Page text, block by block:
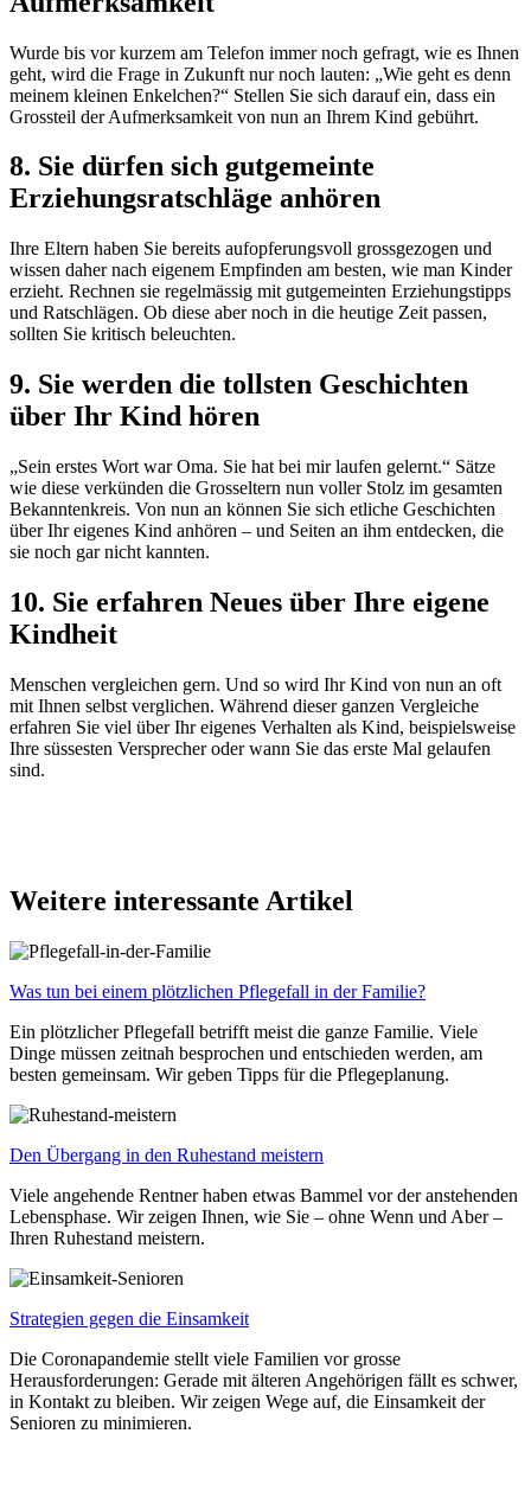
Wurde bis vor kurzem am Telefon immer noch gefragt, wie es Ihnen
geht, wird die Frage in Zukunft nur noch lauten: „Wie geht es denn
meinem kleinen Enkelchen?“ Stellen Sie sich darauf ein, dass ein
Grossteil der Aufmerksamkeit von nun an Ihrem Kind gebührt.
8. Sie dürfen sich gutgemeinte
Erziehungsratschläge anhören
Ihre Eltern haben Sie bereits aufopferungsvoll grossgezogen und
wissen daher nach eigenem Empfinden am besten, wie man Kinder
erzieht. Rechnen sie regelmässig mit gutgemeinten Erziehungstipps
und Ratschlägen. Ob diese aber noch in die heutige Zeit passen,
sollten Sie kritisch beleuchten.
9. Sie werden die tollsten Geschichten
über Ihr Kind hören
„Sein erstes Wort war Oma. Sie hat bei mir laufen gelernt.“ Sätze
wie diese verkünden die Grosseltern nun voller Stolz im gesamten
Bekanntenkreis. Von nun an können Sie sich etliche Geschichten
über Ihr eigenes Kind anhören – und Seiten an ihm entdecken, die
sie noch gar nicht kannten.
10. Sie erfahren Neues über Ihre eigene
Kindheit
Menschen vergleichen gern. Und so wird Ihr Kind von nun an oft
mit Ihnen selbst verglichen. Während dieser ganzen Vergleiche
erfahren Sie viel über Ihr eigenes Verhalten als Kind, beispielsweise
Ihre süssesten Versprecher oder wann Sie das erste Mal gelaufen
sind.
Weitere interessante Artikel
Was tun bei einem plötzlichen Pflegefall in der Familie?
Ein plötzlicher Pflegefall betrifft meist die ganze Familie. Viele
Dinge müssen zeitnah besprochen und entschieden werden, am
besten gemeinsam. Wir geben Tipps für die Pflegeplanung.
Den Übergang in den Ruhestand meistern
Viele angehende Rentner haben etwas Bammel vor der anstehenden
Lebensphase. Wir zeigen Ihnen, wie Sie – ohne Wenn und Aber –
Ihren Ruhestand meistern.
Strategien gegen die Einsamkeit
Die Coronapandemie stellt viele Familien vor grosse
Herausforderungen: Gerade mit älteren Angehörigen fällt es schwer,
in Kontakt zu bleiben. Wir zeigen Wege auf, die Einsamkeit der
Senioren zu minimieren.